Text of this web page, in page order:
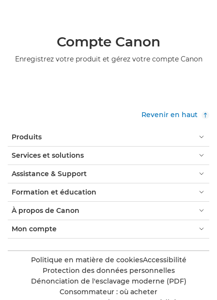
Compte Canon
Enregistrez votre produit et gérez votre compte Canon
Revenir en haut
Produits
Services et solutions
Assistance & Support
Formation et éducation
À propos de Canon
Mon compte
Politique en matière de cookiesAccessibilité
Protection des données personnelles
Dénonciation de l'esclavage moderne (PDF)
Consommateur : où acheter